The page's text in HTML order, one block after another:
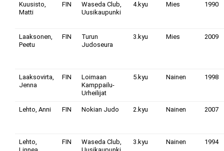
Kuusisto,
Matti
FIN
Waseda Club,
Uusikaupunki
4.kyu Mies 1990
Laaksonen,
Peetu
FIN
Turun
Judoseura
3.kyu Mies 2009
Laaksovirta,
Jenna
FIN
Loimaan
Kamppailu-
Urheilijat
5.kyu Nainen 1998
Lehto, Anni FIN Nokian Judo 2.kyu Nainen 2007
Lehto,
FIN
Waseda Club,
3.kyu Nainen 1994